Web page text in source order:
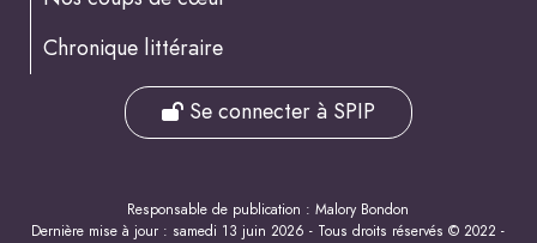
Chronique littéraire
Se connecter à SPIP
Responsable de publication : Malory Bondon
Dernière mise à jour : samedi 13 juin 2026 - Tous droits réservés © 2022 -